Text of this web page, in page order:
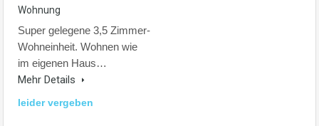
Wohnung
Super gelegene 3,5 Zimmer-
Wohneinheit. Wohnen wie
im eigenen Haus…
Mehr Details
leider vergeben